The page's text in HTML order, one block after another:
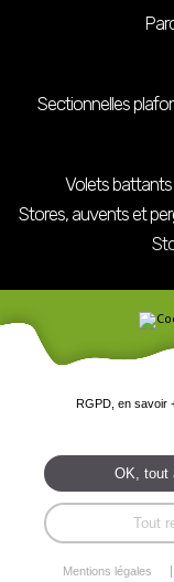
Sectionnelles
Volets
Stores, auvents et
RGPD, en savoir
OK, tout
Tout
Mentions légales